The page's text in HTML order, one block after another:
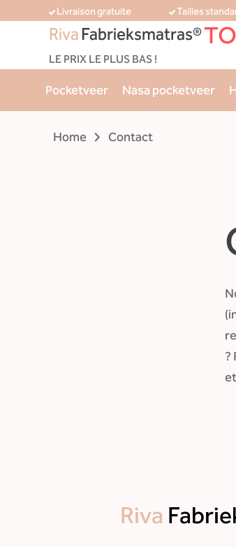
Livraison gratuite Tailles
RivaFabrieksmatras®
LE PRIX LE PLUS BAS !
Pocketveer Nasa pocketveer
Home Contact
?
Riva